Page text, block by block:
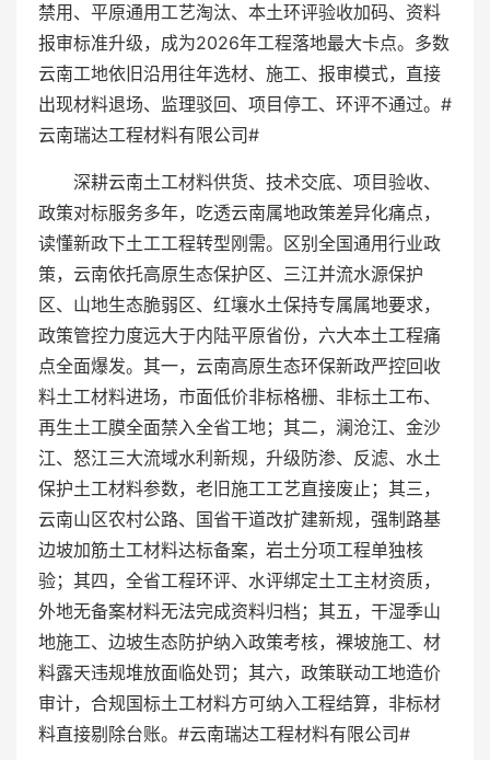
禁用、平原通用工艺淘汰、本土环评验收加码、资料
报审标准升级，成为2026年工程落地最大卡点。多数
云南工地依旧沿用往年选材、施工、报审模式，直接
出现材料退场、监理驳回、项目停工、环评不通过。#
云南瑞达工程材料有限公司#
深耕云南土工材料供货、技术交底、项目验收、
政策对标服务多年，吃透云南属地政策差异化痛点，
读懂新政下土工工程转型刚需。区别全国通用行业政
策，云南依托高原生态保护区、三江并流水源保护
区、山地生态脆弱区、红壤水土保持专属属地要求，
政策管控力度远大于内陆平原省份，六大本土工程痛
点全面爆发。其一，云南高原生态环保新政严控回收
料土工材料进场，市面低价非标格栅、非标土工布、
再生土工膜全面禁入全省工地；其二，澜沧江、金沙
江、怒江三大流域水利新规，升级防渗、反滤、水土
保护土工材料参数，老旧施工工艺直接废止；其三，
云南山区农村公路、国省干道改扩建新规，强制路基
边坡加筋土工材料达标备案，岩土分项工程单独核
验；其四，全省工程环评、水评绑定土工主材资质，
外地无备案材料无法完成资料归档；其五，干湿季山
地施工、边坡生态防护纳入政策考核，裸坡施工、材
料露天违规堆放面临处罚；其六，政策联动工地造价
审计，合规国标土工材料方可纳入工程结算，非标材
料直接剔除台账。#云南瑞达工程材料有限公司#